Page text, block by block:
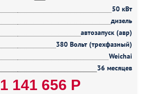
50 кВт
дизель
автозапуск (авр)
380 Вольт (трехфазный)
Weichai
36 месяцев
1 141 656 Р